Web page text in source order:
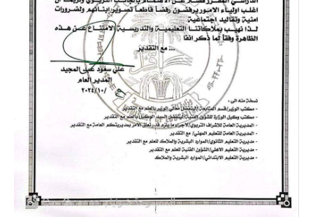
المرحلة المتوسطة
المرحلة الاعدادية
دروس
المرحلة الابتدائية
المرحلة المتوسطة
مواضيع انشاء